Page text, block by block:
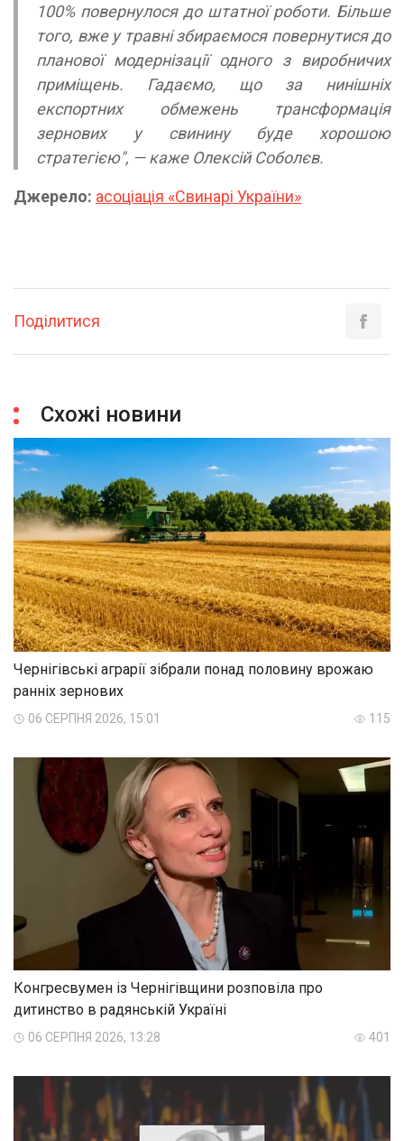
100% повернулося до штатної роботи. Більше
того, вже у травні збираємося повернутися до
планової модернізації одного з виробничих
приміщень. Гадаємо, що за нинішніх
експортних обмежень трансформація
зернових у свинину буде хорошою
стратегією", — каже Олексій Соболєв.
Джерело: асоціація «Свинарі України»
Поділитися
Схожі новини
Чернігівські аграрії зібрали понад половину врожаю
ранніх зернових
06 СЕРПНЯ 2026, 15:01 115
Конгресвумен із Чернігівщини розповіла про
дитинство в радянській Україні
06 СЕРПНЯ 2026, 13:28 401